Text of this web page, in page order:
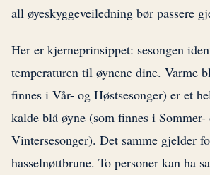
all øyeskyggeveiledning bør passere
Her er kjerneprinsippet: sesongen
temperaturen til øynene dine. Varme
finnes i Vår- og Høstsesonger) er et
kalde blå øyne (som finnes i Sommer-
Vintersesonger). Det samme gjelder
hasselnøttbrune. To personer kan ha